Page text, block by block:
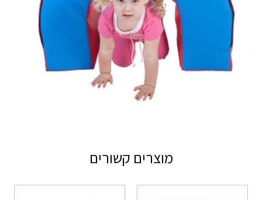
מוצרים קשורים